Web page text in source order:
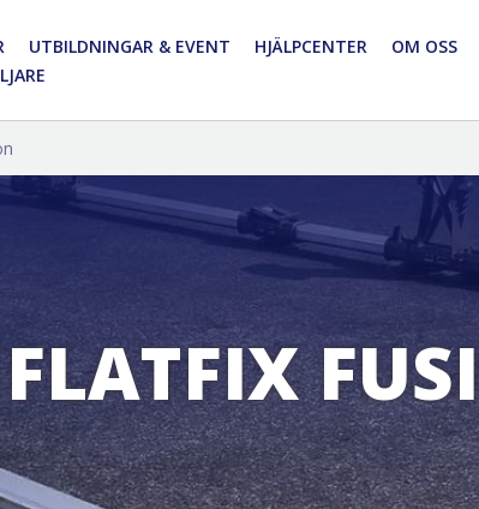
UTBILDNINGAR & EVENT HJÄLPCENTER
OM OSS